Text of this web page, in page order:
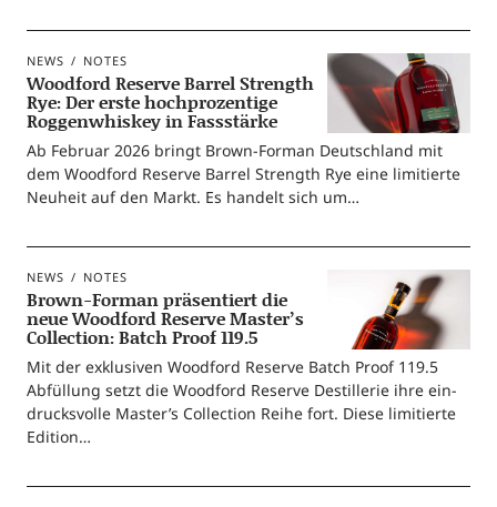
NEWS NOTES
Woodford Reserve Barrel Strength
Rye: Der erste hochprozentige
Roggenwhiskey in Fassstärke
Ab Febru­ar 2026 bringt Brown-For­­man Deutsch­land mit
dem Wood­ford Reser­ve Bar­rel Strength Rye eine limi­tier­te
Neu­heit auf den Markt. Es han­delt sich um…
NEWS NOTES
Brown-Forman präsentiert die
neue Woodford Reserve Master’s
Collection: Batch Proof 119.5
Mit der exklu­si­ven Wood­ford Reser­ve Batch Pro­of 119.5
Abfül­lung setzt die Wood­ford Reser­ve Destil­le­rie ihre ein­
drucks­vol­le Master’s Coll­ec­tion Rei­he fort. Die­se limi­tier­te
Edition…